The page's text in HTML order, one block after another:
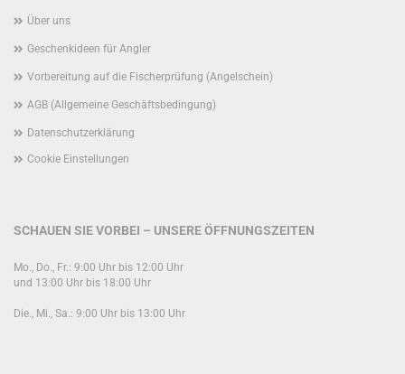
Über uns
Geschenkideen für Angler
Vorbereitung auf die Fischerprüfung (Angelschein)
AGB (Allgemeine Geschäftsbedingung)
Datenschutzerklärung
Cookie Einstellungen
SCHAUEN SIE VORBEI – UNSERE ÖFFNUNGSZEITEN
Mo., Do., Fr.: 9:00 Uhr bis 12:00 Uhr
und 13:00 Uhr bis 18:00 Uhr
Die., Mi., Sa.: 9:00 Uhr bis 13:00 Uhr